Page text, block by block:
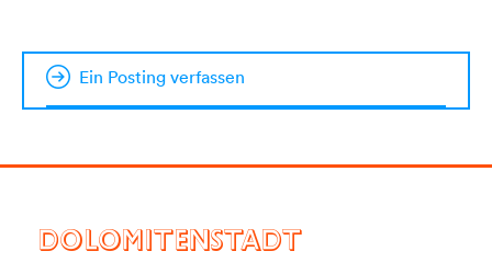
Ein Posting verfassen
DOLOMITENSTADT